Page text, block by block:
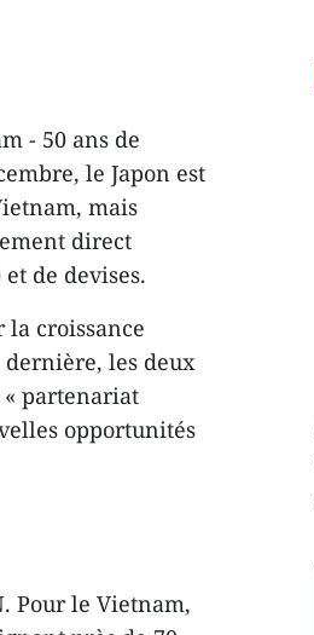
- 50 ans de
le Japon est
mais
direct
de devises.
croissance
les deux
« partenariat
opportunités
Pour le Vietnam,